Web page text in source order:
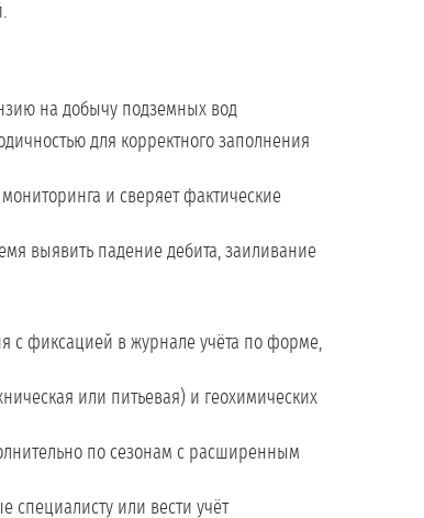
на добычу подземных вод
для корректного заполнения
и сверяет фактические
выявить падение дебита, заиливание
с фиксацией в журнале учёта по форме,
или питьевая) и геохимических
по сезонам с расширенным
специалисту или вести учёт